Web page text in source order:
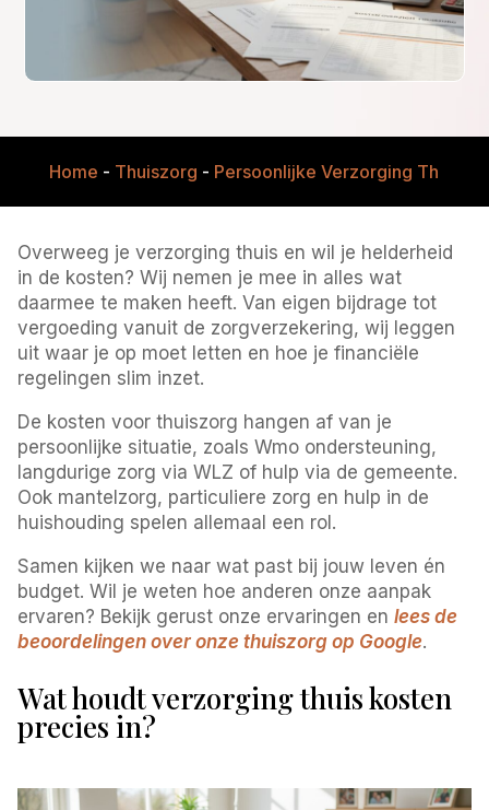
Home - Thuiszorg - Persoonlijke Verzorging Thuis
Overweeg je verzorging thuis en wil je helderheid
in de kosten? Wij nemen je mee in alles wat
daarmee te maken heeft. Van eigen bijdrage tot
vergoeding vanuit de zorgverzekering, wij leggen
uit waar je op moet letten en hoe je financiële
regelingen slim inzet.
De kosten voor thuiszorg hangen af van je
persoonlijke situatie, zoals Wmo ondersteuning,
langdurige zorg via WLZ of hulp via de gemeente.
Ook mantelzorg, particuliere zorg en hulp in de
huishouding spelen allemaal een rol.
Samen kijken we naar wat past bij jouw leven én
budget. Wil je weten hoe anderen onze aanpak
ervaren? Bekijk gerust onze ervaringen enlees de
beoordelingen over onze thuiszorg op Google.
Wat houdt verzorging thuis kosten
precies in?